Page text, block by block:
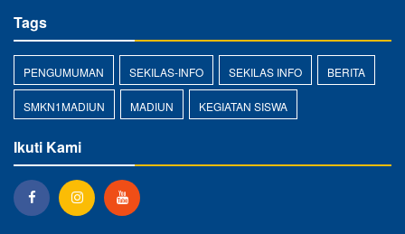
Tags
PENGUMUMAN SEKILAS-INFO SEKILAS INFO BERITA
SMKN1MADIUN MADIUN KEGIATAN SISWA
Ikuti Kami